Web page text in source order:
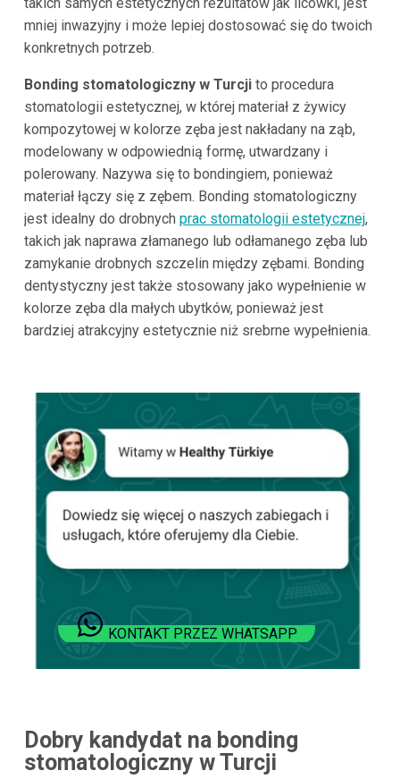
mniej inwazyjny i może lepiej dostosować się do twoich
konkretnych potrzeb.
Bonding stomatologiczny w Turcjito procedura
stomatologii estetycznej, w której materiał z żywicy
kompozytowej w kolorze zęba jest nakładany na ząb,
modelowany w odpowiednią formę, utwardzany i
polerowany. Nazywa się to bondingiem, ponieważ
materiał łączy się z zębem. Bonding stomatologiczny
jest idealny do drobnych prac stomatologii estetycznej,
takich jak naprawa złamanego lub odłamanego zęba lub
zamykanie drobnych szczelin między zębami. Bonding
dentystyczny jest także stosowany jako wypełnienie w
kolorze zęba dla małych ubytków, ponieważ jest
bardziej atrakcyjny estetycznie niż srebrne wypełnienia.
KONTAKT PRZEZ WHATSAPP
Dobry kandydat na bonding
stomatologiczny w Turcji